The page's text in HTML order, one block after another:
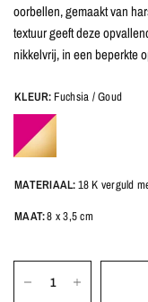
oorbellen, gemaakt van
textuur geeft deze
nikkelvrij, in een beperkte
KLEUR: Fuchsia / Goud
MATERIAAL:18 K verguld
MAAT:8 x 3,5 cm